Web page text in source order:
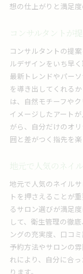
ネイルコンサル
案
ネイル技術
サロン選び
安いだけじ
地元で信頼
ネイルのお
ネイルデザイ
ネイルデ
サロンの口
トレンドを
ネイル迷
理想に近づ
安さと技術を
安いネイル
ネイルの
求人情報か
想の仕上がりと満足度
コンサルタントが
コンサルタントの提
ルデザインをいち早
最新トレンドやパー
を導き出してくれる
は、自然モチーフや
イメージしたアート
がら、自分だけのオ
囲と差がつく指先を楽
地元で人気のネイ
地元で人気のネイル
トを押さえることが
るサロン選びが満足
して、衛生管理の徹
ングの充実度、口コ
予約方法やサロンの
れにより、自分に合
ります。